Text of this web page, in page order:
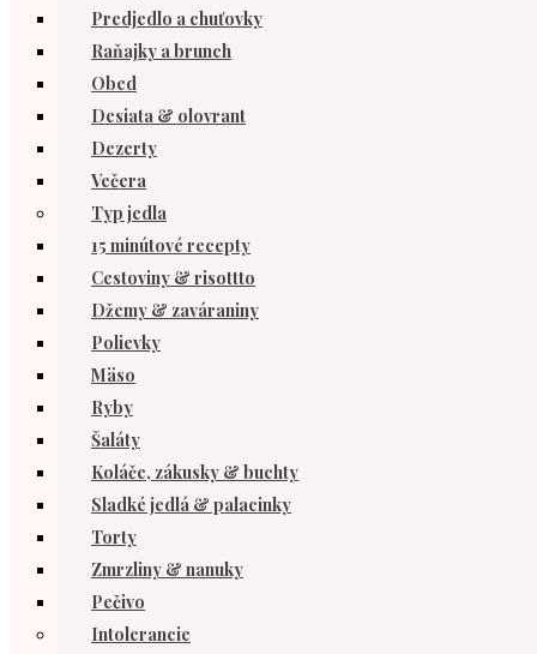
Predjedlo a chuťovky
Raňajky a brunch
Obed
Desiata & olovrant
Dezerty
Večera
Typ jedla
15 minútové recepty
Cestoviny & risottto
Džemy & zaváraniny
Polievky
Mäso
Ryby
Šaláty
Koláče, zákusky & buchty
Sladké jedlá & palacinky
Torty
Zmrzliny & nanuky
Pečivo
Intolerancie